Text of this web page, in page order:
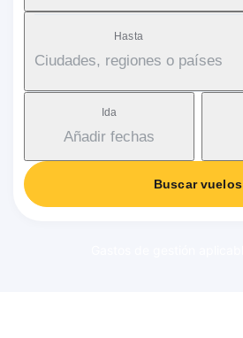
Hasta
Ciudades, regiones o países
Ida
Añadir fechas
Buscar vuelos